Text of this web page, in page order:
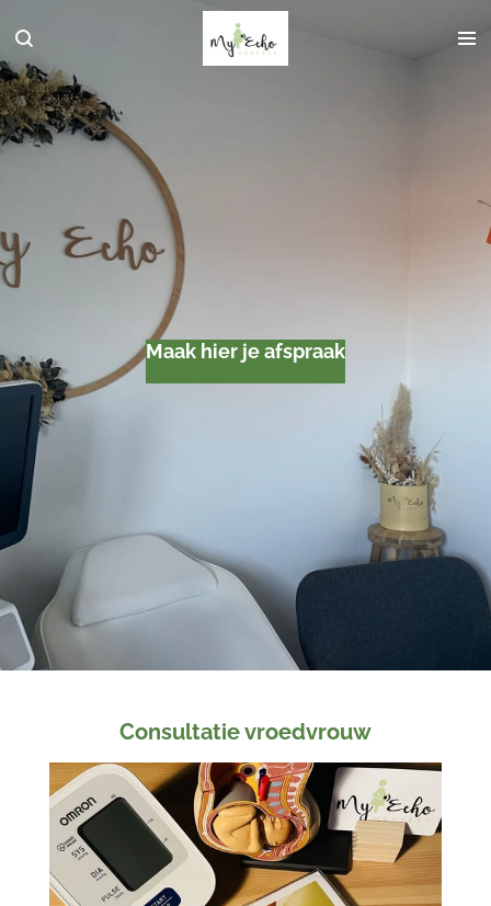
direct
naar
de
hoofdinhoud
Maak hier je afspraak
Consultatie vroedvrouw